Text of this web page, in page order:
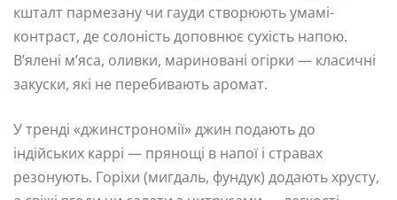
кшталт пармезану чи гауди створюють умамі-
контраст, де солоність доповнює сухість напою.
В’ялені м’яса, оливки, мариновані огірки — класичні
закуски, які не перебивають аромат.
У тренді «джинстрономії» джин подають до
індійських каррі — прянощі в напої і стравах
резонують. Горіхи (мигдаль, фундук) додають хрусту,